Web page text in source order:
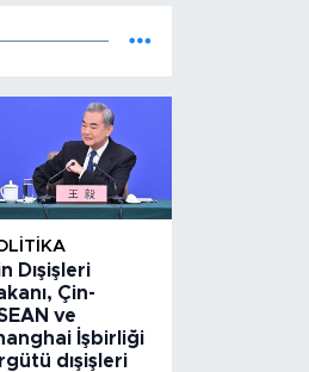
Dışişleri
Çin-
ve
İşbirliği
dışişleri